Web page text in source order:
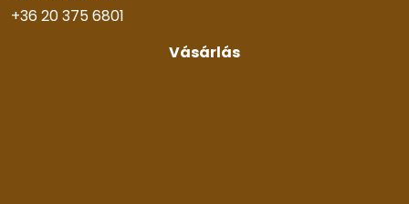
+36 20 375 6801
Vásárlás